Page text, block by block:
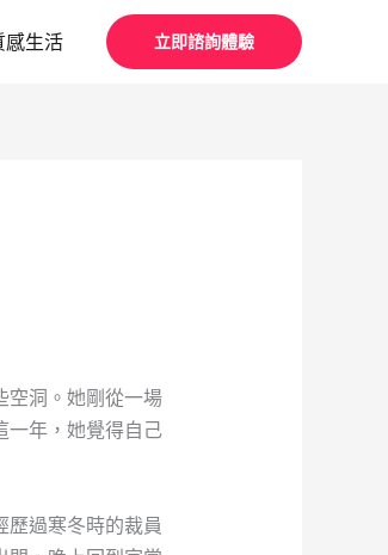
感生活 立即諮詢體驗
空洞。她剛從一場
一年，她覺得自己
過寒冬時的裁員